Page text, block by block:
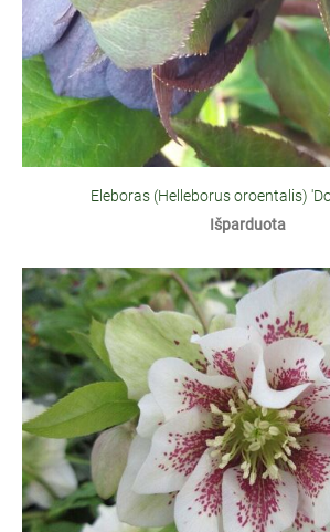
Eleboras (Helleborus oroentalis)
Išparduota